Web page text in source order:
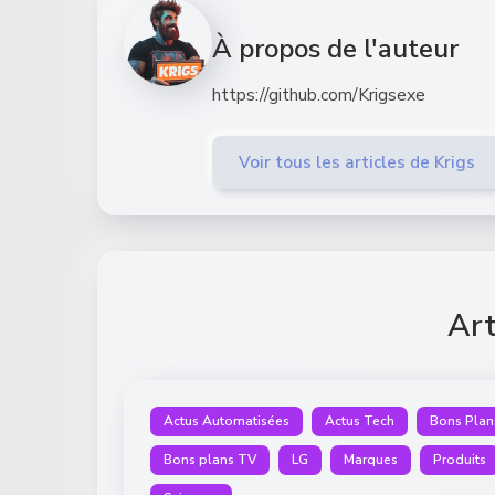
À propos de l'auteur
https://github.com/Krigsexe
Voir tous les articles de Krigs
Actus Automatisées Actus Tech Bons
Bons plans TV LG Marques Produits